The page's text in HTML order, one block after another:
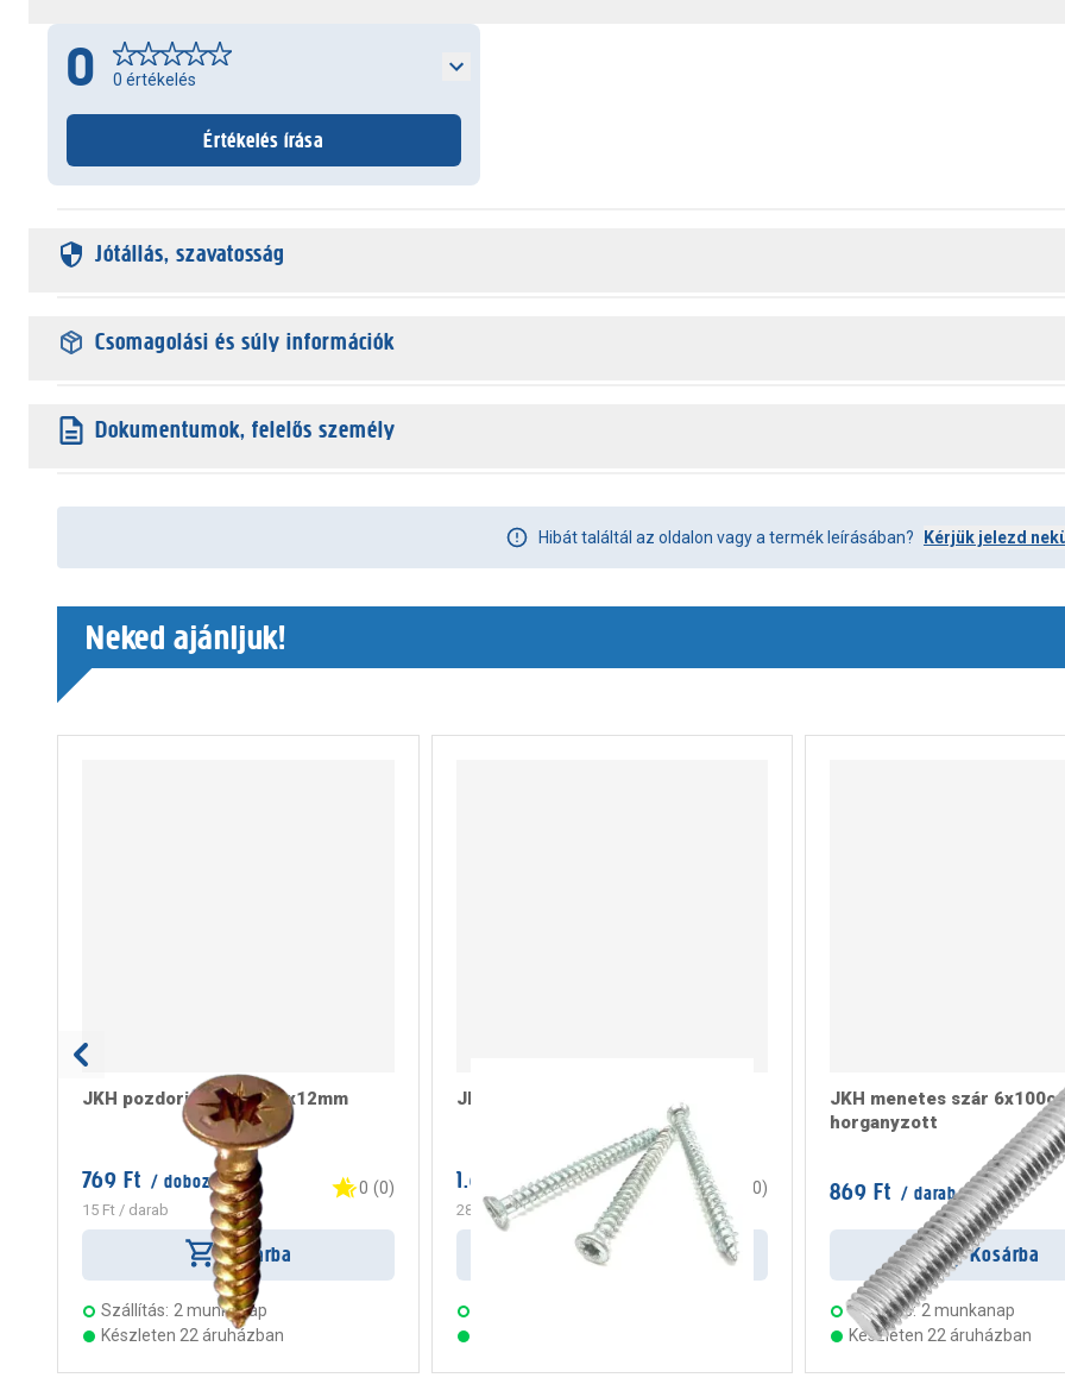
0 0 értékelés
Értékelés írása
Jótállás, szavatosság
Csomagolási és súly információk
Dokumentumok, felelős személy
Hibát találtál az oldalon vagy a termék leírásában? Kérjük jelezd
Neked ajánljuk!
JKH pozdorjacsavar 2,5x12mm
769 Ft / doboz
15 Ft / darab
0 (0)
Kosárba
Szállítás: 2 munkanap
Készleten 22 áruházban
JKH tokrögzítő csavar 7,5x182
1.699 Ft / doboz
283 Ft/ darab
0)
Kosárba
JKH menetes szár
horganyzott
869 Ft / darab
Kosárba
Szállítás: 2 munkanap
Készleten 22 áruházban